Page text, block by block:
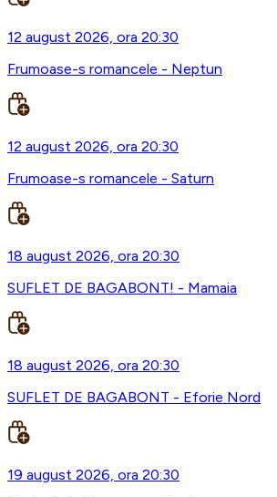
12 august 2026, ora 20:30
Frumoase-s romancele - Neptun
12 august 2026, ora 20:30
Frumoase-s romancele - Saturn
18 august 2026, ora 20:30
SUFLET DE BAGABONT! - Mamaia
18 august 2026, ora 20:30
SUFLET DE BAGABONT - Eforie Nord
19 august 2026, ora 20:30